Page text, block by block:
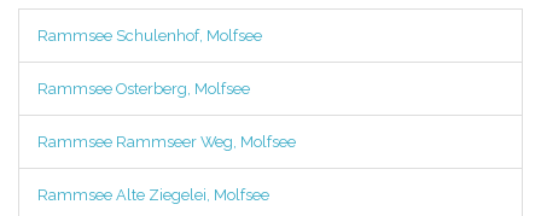
Rammsee Schulenhof, Molfsee
Rammsee Osterberg, Molfsee
Rammsee Rammseer Weg, Molfsee
Rammsee Alte Ziegelei, Molfsee